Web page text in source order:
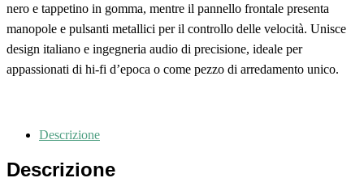
nero e tappetino in gomma, mentre il pannello frontale presenta
manopole e pulsanti metallici per il controllo delle velocità. Unisce
design italiano e ingegneria audio di precisione, ideale per
appassionati di hi-fi d’epoca o come pezzo di arredamento unico.
Descrizione
Descrizione